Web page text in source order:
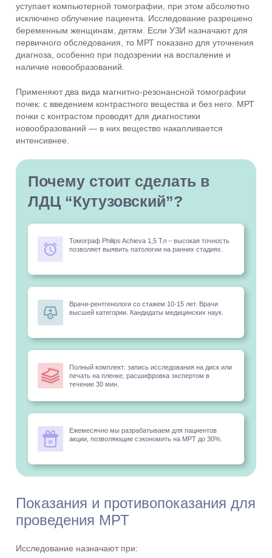
уступает компьютерной томографии, при этом абсолютно
исключено облучение пациента. Исследование разрешено
беременным женщинам, детям. Если УЗИ назначают для
первичного обследования, то МРТ показано для уточнения
диагноза, особенно при подозрении на воспаление и
наличие новообразований.
Применяют два вида магнитно-резонансной томографии
почек: с введением контрастного вещества и без него. МРТ
почки с контрастом проводят для диагностики
новообразований — в них вещество накапливается
интенсивнее.
Почему стоит сделать в
ЛДЦ “Кутузовский”?
Томограф Philips Achieva 1,5 Тл – высокая точность
позволяет выявить патологии на ранних стадиях.
Врачи-рентгенологи со стажем 10-15 лет. Врачи
высшей категории. Кандидаты медицинских наук.
Полный комплект: запись исследования на диск или
печать на пленке, расшифровка экспертом в
течение 30 мин.
Ежемесячно мы разрабатываем для пациентов
акции, позволяющие сэкономить на МРТ до 30%.
Показания и противопоказания для
проведения МРТ
Исследование назначают при: